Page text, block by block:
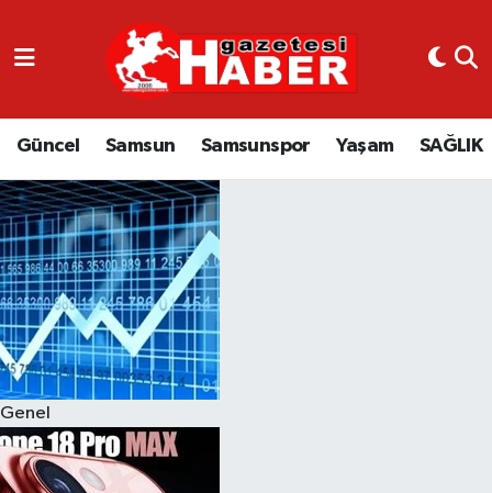
Güncel Samsun Samsunspor Yaşam SAĞLIK
Genel
GÜNCEL
SAMSUN
SAMSUNSPOR
EKONOMİ
YAŞAM